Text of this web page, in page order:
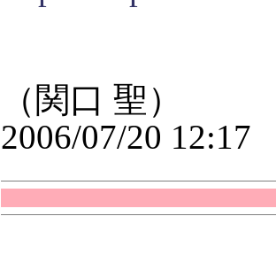
（関口 聖）
2006/07/20 12:17